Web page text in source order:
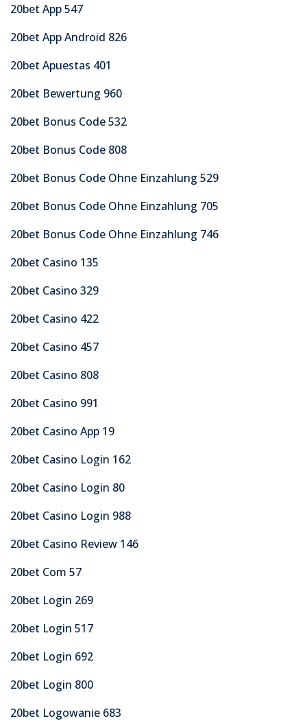
20bet App 547
20bet App Android 826
20bet Apuestas 401
20bet Bewertung 960
20bet Bonus Code 532
20bet Bonus Code 808
20bet Bonus Code Ohne Einzahlung 529
20bet Bonus Code Ohne Einzahlung 705
20bet Bonus Code Ohne Einzahlung 746
20bet Casino 135
20bet Casino 329
20bet Casino 422
20bet Casino 457
20bet Casino 808
20bet Casino 991
20bet Casino App 19
20bet Casino Login 162
20bet Casino Login 80
20bet Casino Login 988
20bet Casino Review 146
20bet Com 57
20bet Login 269
20bet Login 517
20bet Login 692
20bet Login 800
20bet Logowanie 683